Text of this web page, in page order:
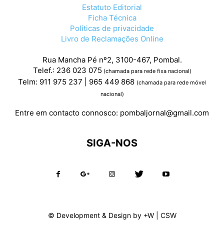
Estatuto Editorial
Ficha Técnica
Políticas de privacidade
Livro de Reclamações Online
Rua Mancha Pé nº2, 3100-467, Pombal.
Telef.: 236 023 075 (chamada para rede fixa nacional)
Telm: 911 975 237 | 965 449 868 (chamada para rede móvel
nacional)
Entre em contacto connosco: pombaljornal@gmail.com
SIGA-NOS
© Development & Design by +W| CSW